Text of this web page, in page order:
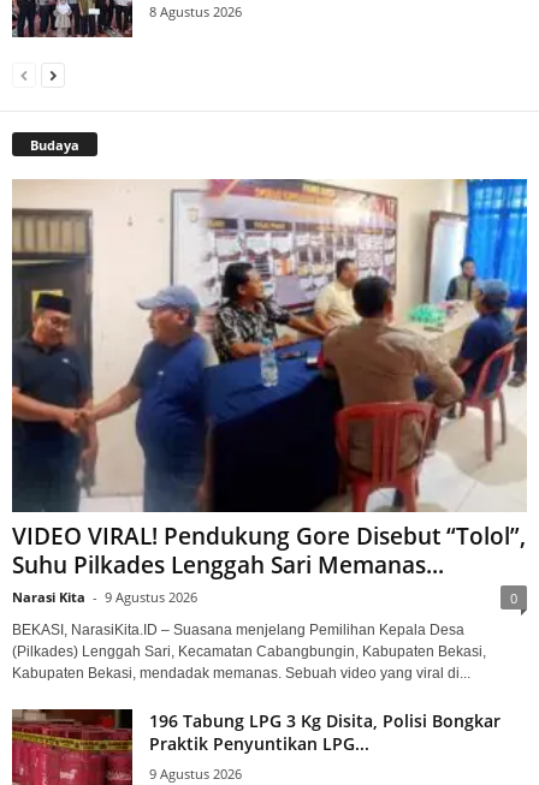
8 Agustus 2026
Budaya
VIDEO VIRAL! Pendukung Gore Disebut “Tolol”,
Suhu Pilkades Lenggah Sari Memanas...
Narasi Kita - 9 Agustus 2026 0
BEKASI, NarasiKita.ID – Suasana menjelang Pemilihan Kepala Desa
(Pilkades) Lenggah Sari, Kecamatan Cabangbungin, Kabupaten Bekasi,
Kabupaten Bekasi, mendadak memanas. Sebuah video yang viral di...
196 Tabung LPG 3 Kg Disita, Polisi Bongkar
Praktik Penyuntikan LPG...
9 Agustus 2026